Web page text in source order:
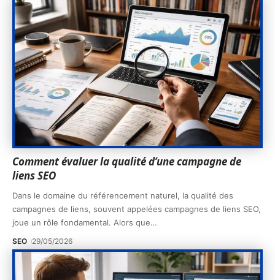
Comment évaluer la qualité d’une campagne de
liens SEO
Dans le domaine du référencement naturel, la qualité des
campagnes de liens, souvent appelées campagnes de liens SEO,
joue un rôle fondamental. Alors que…
SEO 29/05/2026